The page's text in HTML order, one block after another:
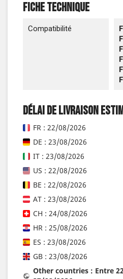
Fiche technique
Compatibilité
Délai de livraison
FR : 22/08/2026
DE : 23/08/2026
IT : 23/08/2026
US : 22/08/2026
BE : 22/08/2026
AT : 23/08/2026
CH : 24/08/2026
HR : 25/08/2026
ES : 23/08/2026
GB : 23/08/2026
Other countries : Entre